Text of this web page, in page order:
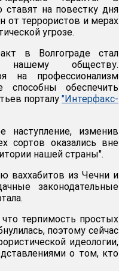
ставят на повестку дня
от террористов и мерах
угрозе.
в Волгограде стал
нашему обществу.
на профессионализм
способны обеспечить
порталу "Интерфакс-
изменив
сортов оказались вне
нашей страны".
ваххабитов из Чечни и
законодательные
что терпимость простых
поэтому сейчас
идеологии,
о том, кто